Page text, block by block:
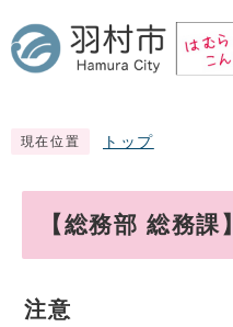
現在位置 トップ
【総務部 総務
注意